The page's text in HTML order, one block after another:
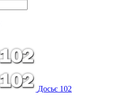
Досьє 102